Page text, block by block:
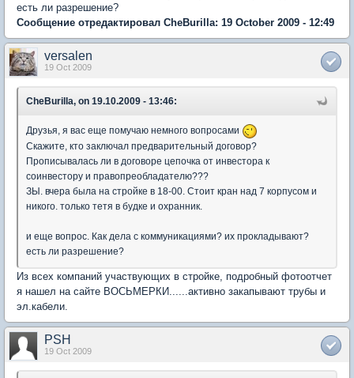
есть ли разрешение?
Сообщение отредактировал CheBurilla: 19 October 2009 - 12:49
versalen
19 Oct 2009
CheBurilla, on 19.10.2009 - 13:46:
Друзья, я вас еще помучаю немного вопросами
Скажите, кто заключал предварительный договор?
Прописывалась ли в договоре цепочка от инвестора к
соинвестору и правопреобладателю???
ЗЫ. вчера была на стройке в 18-00. Стоит кран над 7 корпусом и
никого. только тетя в будке и охранник.
и еще вопрос. Как дела с коммуникациями? их прокладывают?
есть ли разрешение?
Из всех компаний участвующих в стройке, подробный фотоотчет
я нашел на сайте ВОСЬМЕРКИ......активно закапывают трубы и
эл.кабели.
PSH
19 Oct 2009